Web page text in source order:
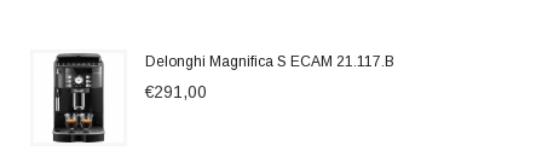
Delonghi Magnifica S ECAM 21.117.B
€291,00